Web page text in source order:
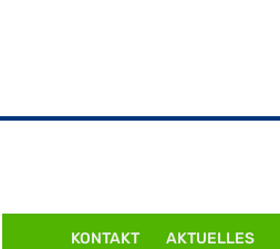
KONTAKT AKTUELLES